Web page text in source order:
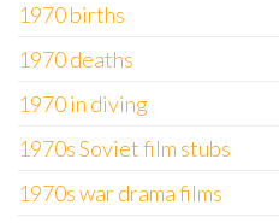
1970 births
1970 deaths
1970 in diving
1970s Soviet film stubs
1970s war drama films